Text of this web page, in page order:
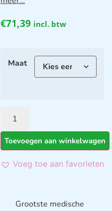
€71,39 incl. btw
Maat
Toevoegen aan winkelwagen
Voeg toe aan favorieten
Grootste medische